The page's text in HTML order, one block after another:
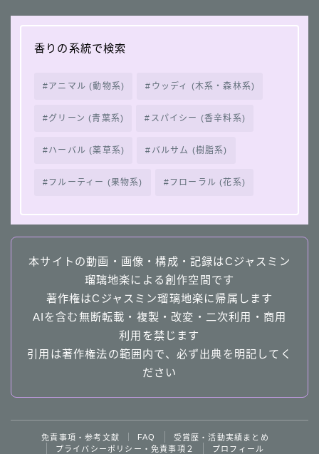
香りの系統で検索
アニマル (動物系) ウッディ (木系・森林系)
グリーン (青葉系) スパイシー (香辛料系)
ハーバル (薬草系) バルサム (樹脂系)
フルーティー (果物系) フローラル (花系)
本サイトの動画・画像・構成・記録はCジャスミン
瑠璃地楽による創作空間です
著作権はCジャスミン瑠璃地楽に帰属します
AIを含む無断転載・複製・改変・二次利用・商用
利用を禁じます
引用は著作権法の範囲内で、必ず出典を明記してく
ださい
免責事項・参考文献 FAQ
受賞歴・活動実績まとめ
プライバシーポリシー・免責事項２
プロフィール